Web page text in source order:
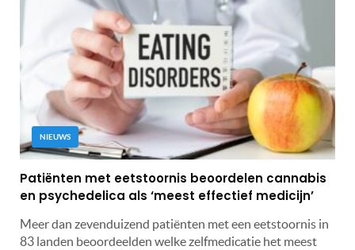
NIEUWS
Patiënten met eetstoornis beoordelen cannabis
en psychedelica als ‘meest effectief medicijn’
Meer dan zevenduizend patiënten met een eetstoornis in
83 landen beoordeelden welke zelfmedicatie het meest